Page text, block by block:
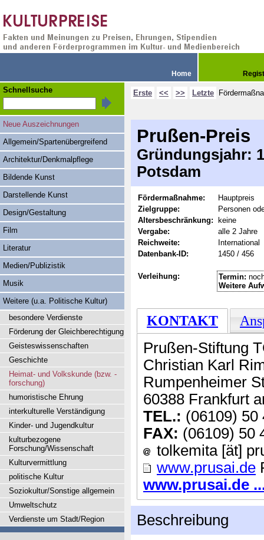
Home
Erste << >> Letzte
Prußen-Preis
Gründungsjahr:
Potsdam
Fördermaßnahme:
Hauptpreis
Zielgruppe:
Personen
Altersbeschränkung:
keine
Vergabe:
alle 2 Jahre
Reichweite:
International
Datenbank-ID:
1450 / 456
Verleihung: Termin:
Weitere
KONTAKT
Prußen-Stiftung
Christian Karl
Rumpenheimer
60388 Frankfurt
TEL.: (06109) 50
FAX: (06109) 50
tolkemita [ät]
www.prusai.de
www.prusai.de
Beschreibung
Schnellsuche
Neue Auszeichnungen
Allgemein/Spartenübergreifend
Architektur/Denkmalpflege
Bildende Kunst
Darstellende Kunst
Design/Gestaltung
Film
Literatur
Medien/Publizistik
Musik
Weitere (u.a. Politische Kultur)
besondere Verdienste
Förderung der Gleichberechtigung
Geisteswissenschaften
Geschichte
Heimat- und Volkskunde (bzw. -
forschung)
humoristische Ehrung
interkulturelle Verständigung
Kinder- und Jugendkultur
kulturbezogene
Forschung/Wissenschaft
Kulturvermittlung
politische Kultur
Soziokultur/Sonstige allgemein
Umweltschutz
Verdienste um Stadt/Region